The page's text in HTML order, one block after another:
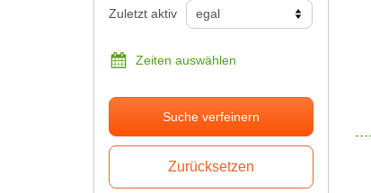
Zuletzt aktiv
Zeiten auswählen
Suche verfeinern